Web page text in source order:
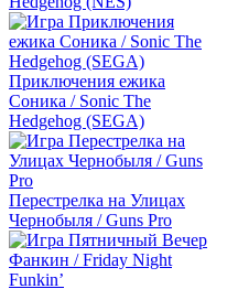
Приключения ежика
Соника / Sonic The
Hedgehog (SEGA)
Перестрелка на Улицах
Чернобыля / Guns Pro